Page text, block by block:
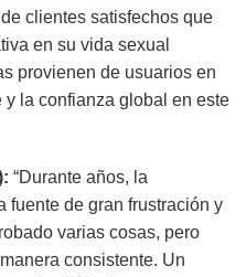
clientes satisfechos que
en su vida sexual
provienen de usuarios en
y la confianza global en este
“Durante años, la
fuente de gran frustración y
varias cosas, pero
consistente. Un